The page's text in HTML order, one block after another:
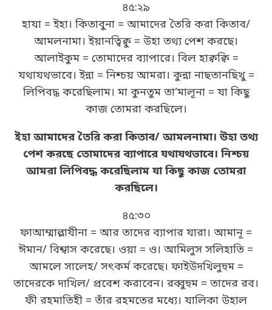
৪৫:২৯
হাযা = ইহা। কিতাবুনা = আমাদের তৈরি করা কিতাব/
আমলনামা। ইয়ানত্বিক্বু = উহা তথ্য পেশ করছে।
আলাইকুম = তোমাদের ব্যাপারে। বিল হাক্বক্বি =
যথাযথভাবে। ইন্না = নিশ্চয় আমরা। কুন্না নাছতানছিখু =
লিপিবদ্ধ করেছিলাম। মা কুনতুম তা’মালূনা = যা কিছু
কাজ তোমরা করছিলে।
ইহা আমাদের তৈরি করা কিতাব/ আমলনামা। উহা তথ্য
পেশ করছে তোমাদের ব্যাপারে যথাযথভাবে। নিশ্চয়
আমরা লিপিবদ্ধ করেছিলাম যা কিছু কাজ তোমরা
করছিলে।
৪৫:৩০
ফাআম্মাল্লাযীনা = আর তাদের ব্যাপার যারা। আমানূ =
ঈমান/ বিশ্বাস করেছে। ওয়া = ও। আমিলুস সলিহাতি =
আমলে সালেহ/ সৎকর্ম করেছে। ফাইউদখিলুহুম =
তাদেরকে দাখিল/ প্রবেশ করাবেন। রব্বুহুম = তাদের রব।
ফী রহমাতিহী = তাঁর রহমতের মধ্যে। যালিকা উহাল